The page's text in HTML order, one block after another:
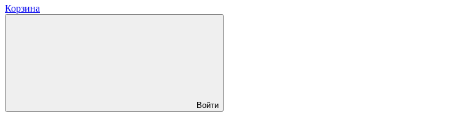
Корзина
Войти